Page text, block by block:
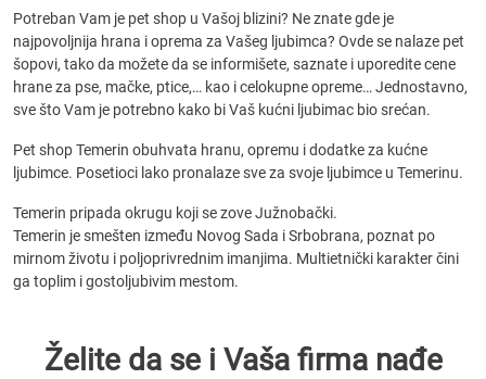
Potreban Vam je pet shop u Vašoj blizini? Ne znate gde je
najpovoljnija hrana i oprema za Vašeg ljubimca? Ovde se nalaze pet
šopovi, tako da možete da se informišete, saznate i uporedite cene
hrane za pse, mačke, ptice,… kao i celokupne opreme… Jednostavno,
sve što Vam je potrebno kako bi Vaš kućni ljubimac bio srećan.
Pet shop Temerin obuhvata hranu, opremu i dodatke za kućne
ljubimce. Posetioci lako pronalaze sve za svoje ljubimce u Temerinu.
Temerin pripada okrugu koji se zove Južnobački.
Temerin je smešten između Novog Sada i Srbobrana, poznat po
mirnom životu i poljoprivrednim imanjima. Multietnički karakter čini
ga toplim i gostoljubivim mestom.
Želite da se i Vaša firma nađe